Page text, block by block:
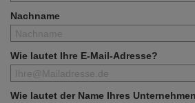
Nachname
Wie lautet Ihre E-Mail-Adresse?
Wie lautet der Name Ihres